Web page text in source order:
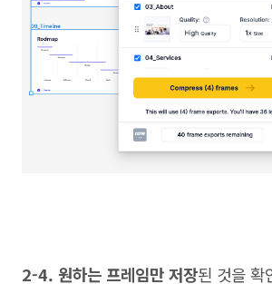
2-4. 원하는 프레임만 저장된 것을 확